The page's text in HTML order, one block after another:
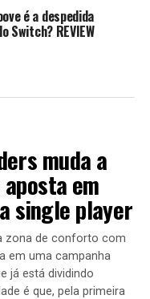
é a despedida
Switch? REVIEW
muda a
em
single player
zona de conforto com
em uma campanha
já está dividindo
é que, pela primeira